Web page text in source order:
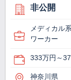
非公開
メディカル
ワーカー
333万円～
神奈川県